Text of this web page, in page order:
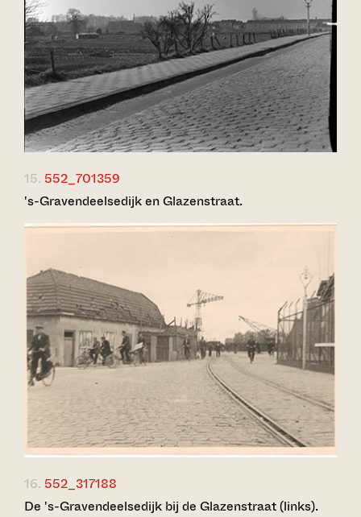
15. 552_701359
's-Gravendeelsedijk en Glazenstraat.
16. 552_317188
De 's-Gravendeelsedijk bij de Glazenstraat (links).